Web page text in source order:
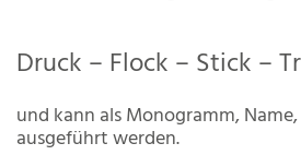
Druck – Flock – Stick –
und kann als Monogramm,
ausgeführt werden.